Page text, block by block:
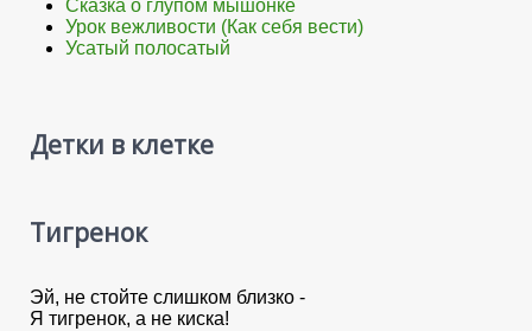
Сказка о глупом мышонке
Урок вежливости (Как себя вести)
Усатый полосатый
Детки в клетке
Тигренок
Эй, не стойте слишком близко -
Я тигренок, а не киска!